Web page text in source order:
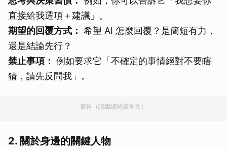
直接給我選項＋建議」。
期望的回覆方式： 希望 AI 怎麼回覆？是簡短有力，
還是結論先行？
禁止事項： 例如要求它「不確定的事情絕對不要瞎
猜，請先反問我」。
廣告（請繼續閱讀本文）
2. 關於身邊的關鍵人物